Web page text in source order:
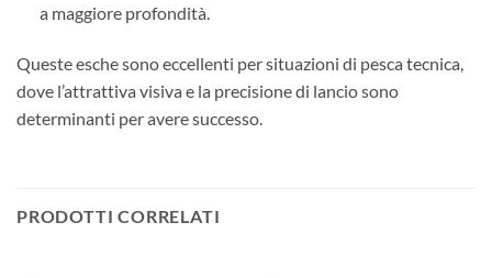
a maggiore profondità.
Queste esche sono eccellenti per situazioni di pesca tecnica,
dove l’attrattiva visiva e la precisione di lancio sono
determinanti per avere successo.
PRODOTTI CORRELATI